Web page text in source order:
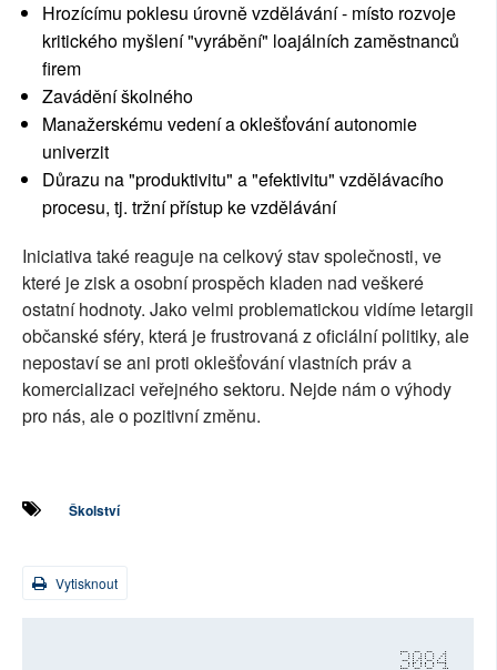
Hrozícímu poklesu úrovně vzdělávání - místo rozvoje
kritického myšlení "vyrábění" loajálních zaměstnanců
firem
Zavádění školného
Manažerskému vedení a oklešťování autonomie
univerzit
Důrazu na "produktivitu" a "efektivitu" vzdělávacího
procesu, tj. tržní přístup ke vzdělávání
Iniciativa také reaguje na celkový stav společnosti, ve
které je zisk a osobní prospěch kladen nad veškeré
ostatní hodnoty. Jako velmi problematickou vidíme letargii
občanské sféry, která je frustrovaná z oficiální politiky, ale
nepostaví se ani proti oklešťování vlastních práv a
komercializaci veřejného sektoru. Nejde nám o výhody
pro nás, ale o pozitivní změnu.
Školství
Vytisknout
3084